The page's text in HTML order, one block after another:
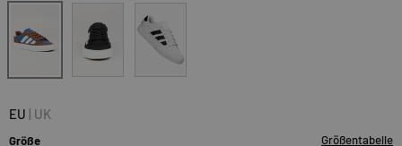
EU
UK
Größe Größentabelle